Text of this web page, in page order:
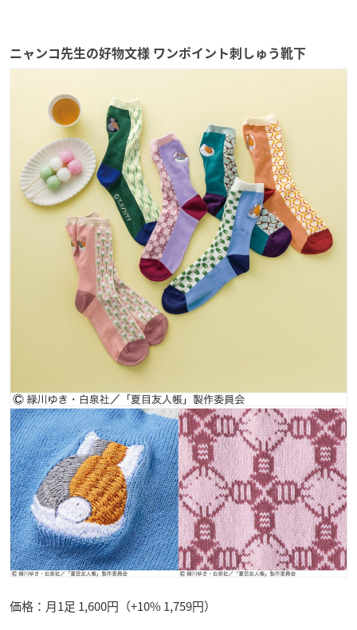
ニャンコ先生の好物文様 ワンポイント刺しゅう靴下
価格：月1足 1,600円（+10% 1,759円）